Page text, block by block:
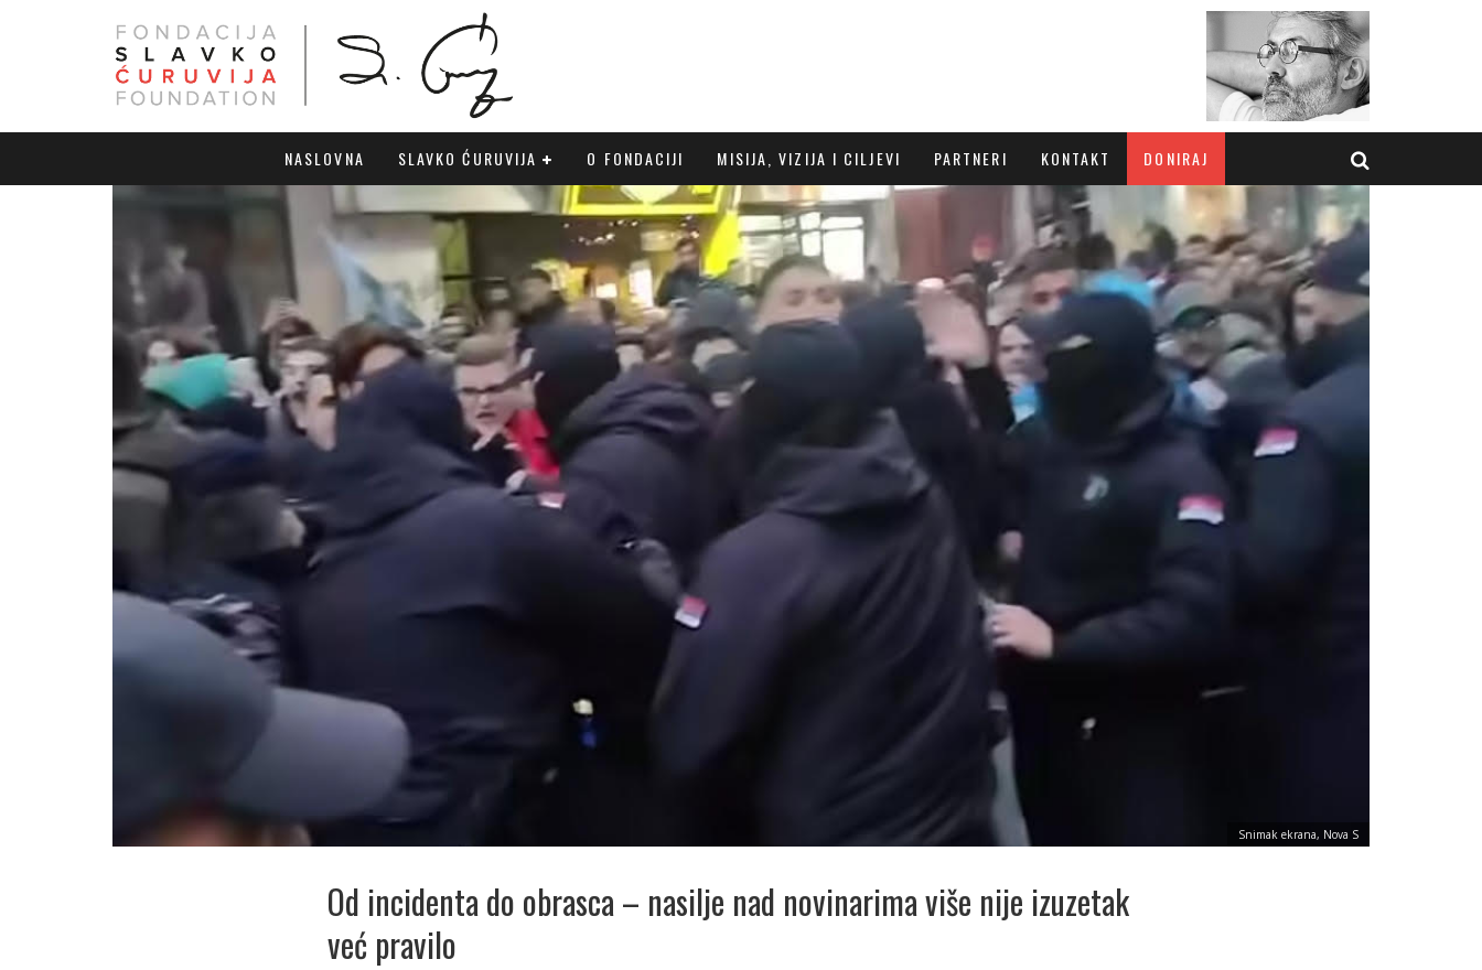
NASLOVNA SLAVKO ĆURUVIJA O FONDACIJI MISIJA, VIZIJA I CILJEVI PARTNERI KONTAKT DONIRAJ
Snimak ekrana, Nova S
Od incidenta do obrasca – nasilje nad novinarima više nije izuzetak
već pravilo